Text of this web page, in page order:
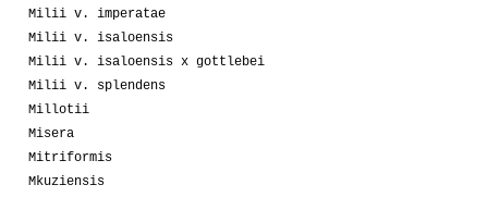
Milii v. imperatae
Milii v. isaloensis
Milii v. isaloensis x gottlebei
Milii v. splendens
Millotii
Misera
Mitriformis
Mkuziensis